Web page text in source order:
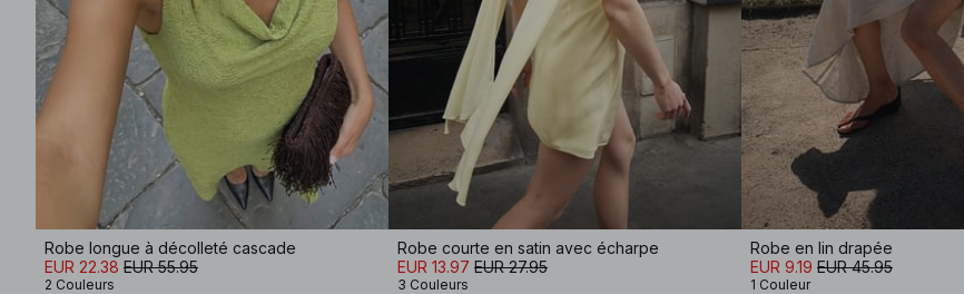
Robe longue à décolleté cascade
EUR 22.38 EUR 55.95
2 Couleurs
Robe courte en satin avec écharpe
EUR 13.97 EUR 27.95
3 Couleurs
Robe en lin drapée
EUR 9.19 EUR 45.95
1 Couleur